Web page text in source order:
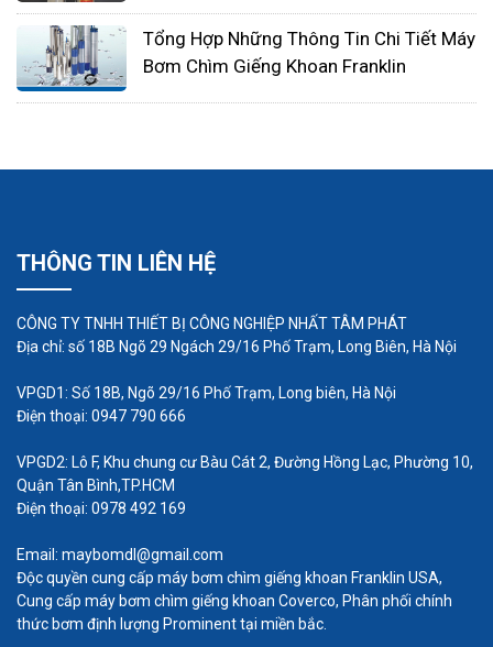
Tổng Hợp Những Thông Tin Chi Tiết Máy
Bơm Chìm Giếng Khoan Franklin
THÔNG TIN LIÊN HỆ
CÔNG TY TNHH THIẾT BỊ CÔNG NGHIỆP NHẤT TÂM PHÁT
Địa chỉ: số 18B Ngõ 29 Ngách 29/16 Phố Trạm, Long Biên, Hà Nội
VPGD1: Số 18B, Ngõ 29/16 Phố Trạm, Long biên, Hà Nội
Điện thoại: 0947 790 666
VPGD2: Lô F, Khu chung cư Bàu Cát 2, Đường Hồng Lạc, Phường 10,
Quận Tân Bình,TP.HCM
Điện thoại: 0978 492 169
Email: maybomdl@gmail.com
Độc quyền cung cấp máy bơm chìm giếng khoan Franklin USA,
Cung cấp máy bơm chìm giếng khoan Coverco, Phân phối chính
thức bơm định lượng Prominent tại miền bắc.